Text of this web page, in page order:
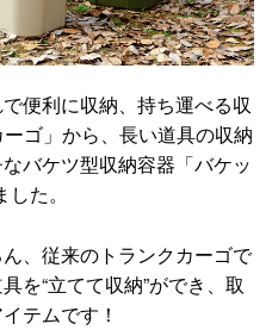
便利に収納、持ち運べる収
ゴ」から、長い道具の収納
バケツ型収納容器「バケッ
た。
、従来のトランクカーゴで
を“立てて収納”ができ、取
テムです！